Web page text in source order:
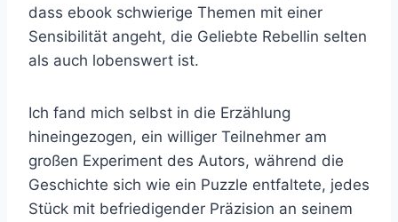
dass ebook schwierige Themen mit einer
Sensibilität angeht, die Geliebte Rebellin selten
als auch lobenswert ist.
Ich fand mich selbst in die Erzählung
hineingezogen, ein williger Teilnehmer am
großen Experiment des Autors, während die
Geschichte sich wie ein Puzzle entfaltete, jedes
Stück mit befriedigender Präzision an seinem